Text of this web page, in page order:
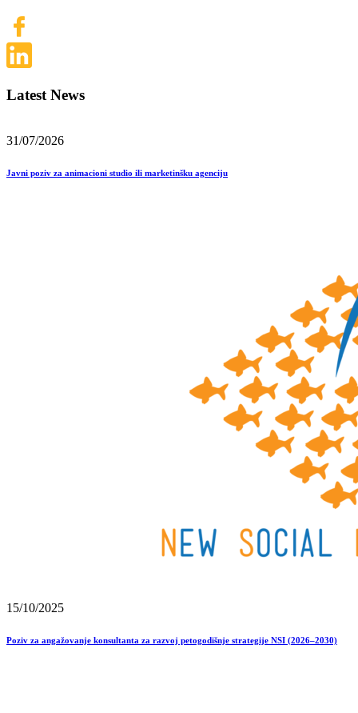
Latest News
31/07/2026
Javni poziv za animacioni studio ili marketinšku agenciju
15/10/2025
Poziv za angažovanje konsultanta za razvoj petogodišnje strategije NSI (2026–2030)